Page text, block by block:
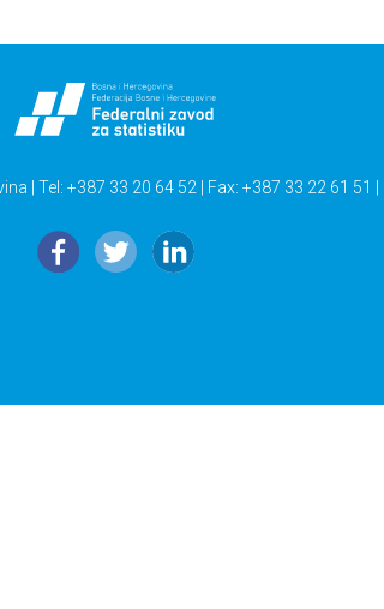
| Tel: +387 33 20 64 52 | Fax: +387 33 22 61 51 |